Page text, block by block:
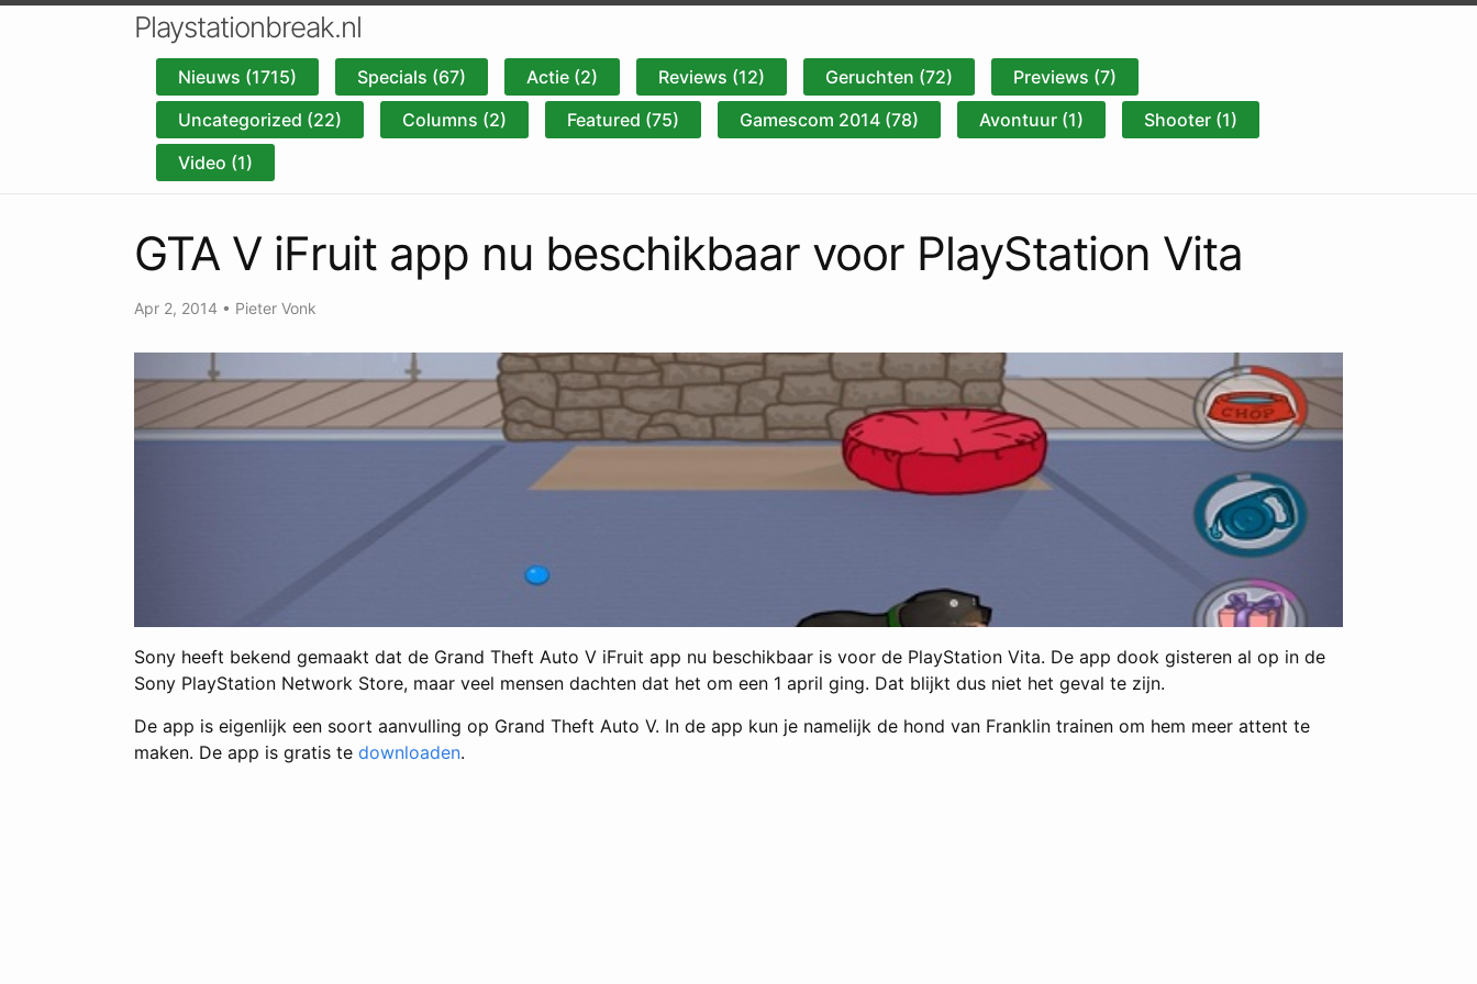
Playstationbreak.nl
Nieuws (1715) Specials (67) Actie (2) Reviews (12) Geruchten (72)
Previews (7)
Uncategorized (22)
Columns (2) Featured (75) Gamescom 2014 (78) Avontuur (1)
Shooter (1)
Video (1)
GTA V iFruit app nu beschikbaar voor PlayStation Vita
Apr 2, 2014 • Pieter Vonk
Sony heeft bekend gemaakt dat de Grand Theft Auto V iFruit app nu beschikbaar is voor de PlayStation Vita. De app dook gisteren al op in de
Sony PlayStation Network Store, maar veel mensen dachten dat het om een 1 april ging. Dat blijkt dus niet het geval te zijn.
De app is eigenlijk een soort aanvulling op Grand Theft Auto V. In de app kun je namelijk de hond van Franklin trainen om hem meer attent te
maken. De app is gratis te downloaden.